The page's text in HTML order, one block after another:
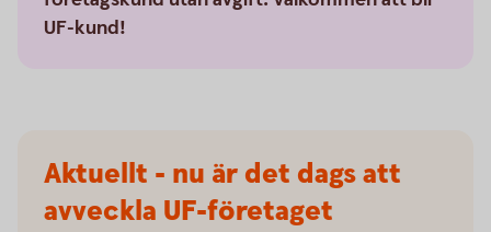
UF-kund!
Aktuellt - nu är det dags att
avveckla UF-företaget